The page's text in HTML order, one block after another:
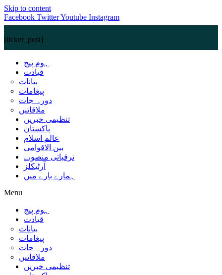
Skip to content
Facebook TwitterYoutube Instagram
[ticker_post]
ہوم پیج
قیادت
بیانات
پیغامات
دورہ جات
ملاقاتیں
تنظیمی خبریں
پاکستان
عالم اسلام
بین الاقوامی
ترقیاتی منصوبے
آرٹیکلز
ہمارے بارے میں
Menu
ہوم پیج
قیادت
بیانات
پیغامات
دورہ جات
ملاقاتیں
تنظیمی خبریں